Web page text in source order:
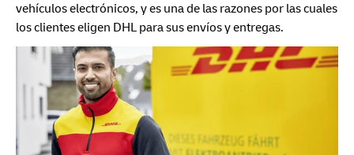
vehículos electrónicos, y es una de las razones por las cuales
los clientes eligen DHL para sus envíos y entregas.